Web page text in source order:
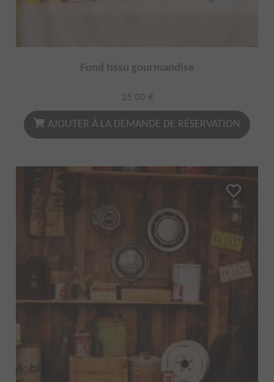
Fond tissu gourmandise
25.00 €
AJOUTER À LA DEMANDE DE RÉSERVATION